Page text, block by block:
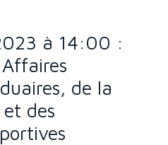
à 14:00 :
de la
et des